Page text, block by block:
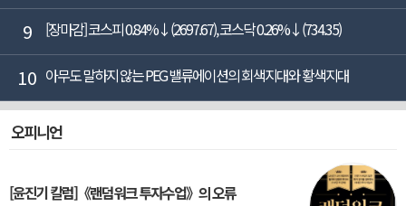
9 [장마감] 코스피 0.84%↓(2697.67), 코스닥 0.26%↓(734.35)
10 아무도 말하지 않는 PEG 밸류에이션의 회색지대와 황색지대
오피니언
[윤진기 칼럼]《랜덤워크 투자수업》의 오류